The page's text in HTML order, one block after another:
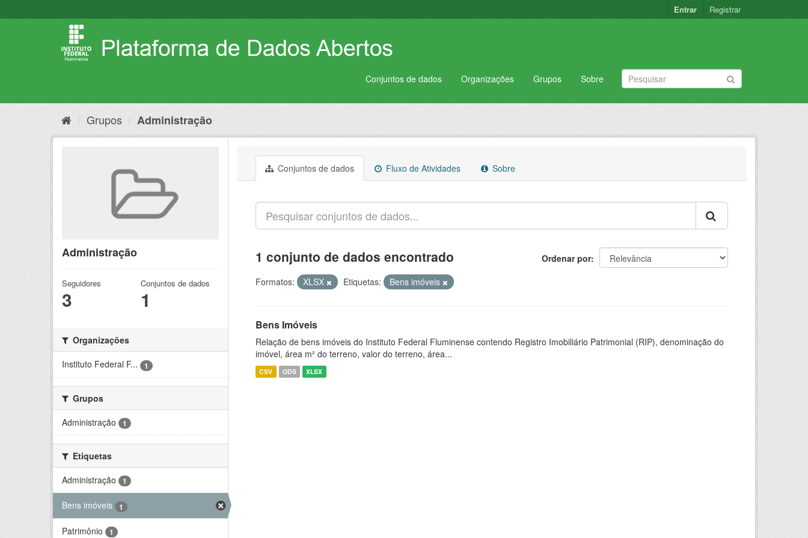
para
Entrar Registrar
Conjuntos de dados Organizações Grupos Sobre
Grupos Administração
Administração
Seguidores
3
Conjuntos de dados
1
Organizações
Instituto Federal F...
1
Grupos
Administração
1
Etiquetas
Administração
1
Bens imóveis 1
Patrimônio 1
Conjuntos de dados Fluxo de Atividades Sobre
Ordenar por
1 conjunto de dados encontrado
Formatos: XLSX Etiquetas: Bens imóveis
Bens Imóveis
Relação de bens imóveis do Instituto Federal Fluminense contendo Registro Imobiliário Patrimonial (RIP), denominação do
imóvel, área m² do terreno, valor do terreno, área...
CSV ODS XLSX